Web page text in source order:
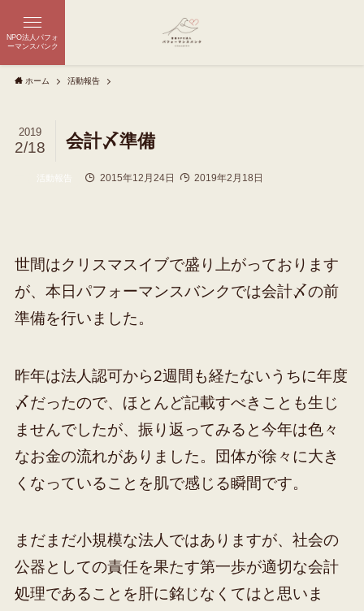
NPO法人パフォ
ーマンスバンク
ホーム 活動報告
会計〆準備
2019
2/18
活動報告 2015年12月24日 2019年2月18日
世間はクリスマスイブで盛り上がっております
が、本日パフォーマンスバンクでは会計〆の前
準備を行いました。
昨年は法人認可から2週間も経たないうちに年度
〆だったので、ほとんど記載すべきことも生じ
ませんでしたが、振り返ってみると今年は色々
なお金の流れがありました。団体が徐々に大き
くなっていることを肌で感じる瞬間です。
まだまだ小規模な法人ではありますが、社会の
公器としての責任を果たす第一歩が適切な会計
処理であることを肝に銘じなくてはと思いま